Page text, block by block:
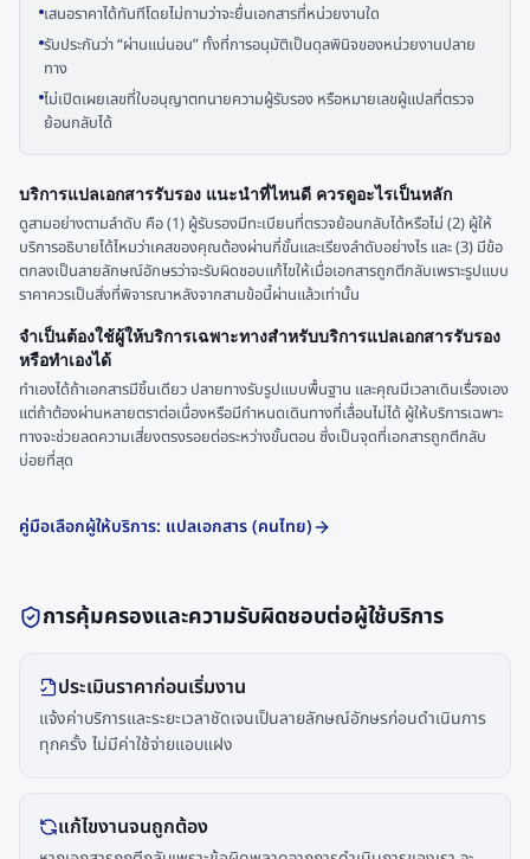
เสนอราคาได้ทันทีโดยไม่ถามว่าจะยื่นเอกสารที่หน่วยงานใด
รับประกันว่า “ผ่านแน่นอน” ทั้งที่การอนุมัติเป็นดุลพินิจของหน่วยงานปลาย
ทาง
ไม่เปิดเผยเลขที่ใบอนุญาตทนายความผู้รับรอง หรือหมายเลขผู้แปลที่ตรวจ
ย้อนกลับได้
บริการแปลเอกสารรับรอง แนะนำที่ไหนดี ควรดูอะไรเป็นหลัก
ดูสามอย่างตามลำดับ คือ (1) ผู้รับรองมีทะเบียนที่ตรวจย้อนกลับได้หรือไม่ (2) ผู้ให้
บริการอธิบายได้ไหมว่าเคสของคุณต้องผ่านกี่ขั้นและเรียงลำดับอย่างไร และ (3) มีข้อ
ตกลงเป็นลายลักษณ์อักษรว่าจะรับผิดชอบแก้ไขให้เมื่อเอกสารถูกตีกลับเพราะรูปแบบ
ราคาควรเป็นสิ่งที่พิจารณาหลังจากสามข้อนี้ผ่านแล้วเท่านั้น
จำเป็นต้องใช้ผู้ให้บริการเฉพาะทางสำหรับบริการแปลเอกสารรับรอง
หรือทำเองได้
ทำเองได้ถ้าเอกสารมีชิ้นเดียว ปลายทางรับรูปแบบพื้นฐาน และคุณมีเวลาเดินเรื่องเอง
แต่ถ้าต้องผ่านหลายตราต่อเนื่องหรือมีกำหนดเดินทางที่เลื่อนไม่ได้ ผู้ให้บริการเฉพาะ
ทางจะช่วยลดความเสี่ยงตรงรอยต่อระหว่างขั้นตอน ซึ่งเป็นจุดที่เอกสารถูกตีกลับ
บ่อยที่สุด
คู่มือเลือกผู้ให้บริการ: แปลเอกสาร (คนไทย)
การคุ้มครองและความรับผิดชอบต่อผู้ใช้บริการ
ประเมินราคาก่อนเริ่มงาน
แจ้งค่าบริการและระยะเวลาชัดเจนเป็นลายลักษณ์อักษรก่อนดำเนินการ
ทุกครั้ง ไม่มีค่าใช้จ่ายแอบแฝง
แก้ไขงานจนถูกต้อง